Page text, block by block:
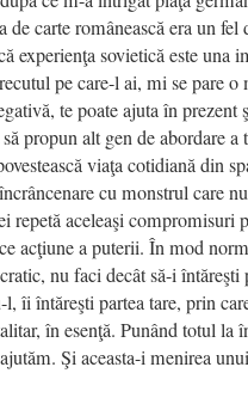
de carte românească era un
experienţa sovietică este una
pe care-l ai, mi se pare
te poate ajuta în
propun alt gen de abordare
viaţa cotidiană din
cu monstrul care
repetă aceleaşi compromisuri
acţiune a puterii. În mod
nu faci decât să-i întăreşti
îi întăreşti partea tare, prin
în esenţă. Punând totul la
Şi aceasta-i menirea